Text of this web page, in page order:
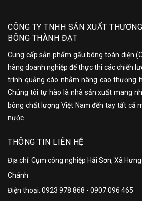
CÔNG TY TNHH SẢN XUẤT
BÔNG THÀNH ĐẠT
Cung cấp sản phẩm gấu bông toàn diện
hàng doanh nghiệp để thực thi các chiến
trình quảng cáo nhằm nâng cao thương
Chúng tôi tự hào là nhà sản xuất mang
bông chất lượng Việt Nam đến tay tất cả
nước.
THÔNG TIN LIÊN HỆ
Địa chỉ: Cụm công nghiệp Hải Sơn, Xã
Chánh
Điện thoại: 0923 978 868 - 0907 096 465